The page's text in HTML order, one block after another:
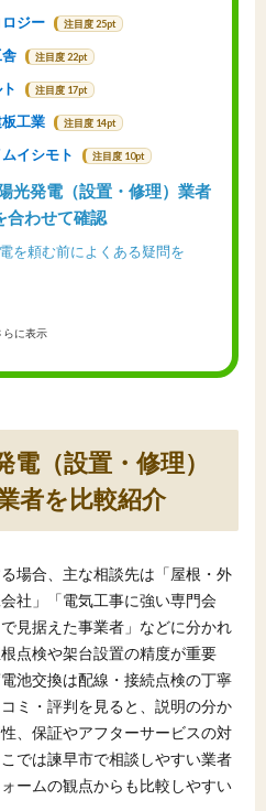
ジー 注目度 25pt
注目度 22pt
注目度 17pt
工業 注目度 14pt
イシモト 注目度 10pt
光発電（設置・修理）業者
合わせて確認
を頼む前によくある疑問を
らに表示
（設置・修理）
者を比較紹介
場合、主な相談先は「屋根・外
社」「電気工事に強い専門会
見据えた事業者」などに分かれ
点検や架台設置の精度が重要
池交換は配線・接続点検の丁寧
ミ・評判を見ると、説明の分か
、保証やアフターサービスの対
では諫早市で相談しやすい業者
ームの観点からも比較しやすい